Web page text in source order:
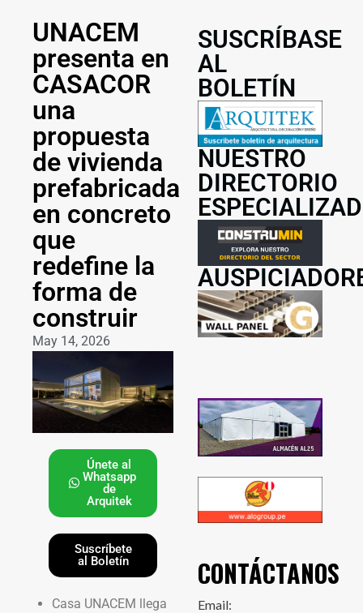
UNACEM
presenta en
CASACOR
una
propuesta
de vivienda
prefabricada
en concreto
que
redefine la
forma de
construir
May 14, 2026
Únete al
Whatsapp
de
Arquitek
Suscríbete
al Boletín
Casa UNACEM llega
SUSCRÍBASE
AL
BOLETÍN
NUESTRO
DIRECTORIO
CONTÁCTANOS
Email: